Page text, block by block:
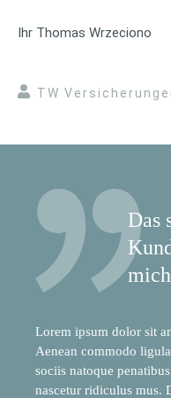
Ihr Thomas Wrzeciono
TW
Das
mich
Lorem ipsum dolor sit
Aenean commodo
sociis natoque
nascetur ridiculus mus.